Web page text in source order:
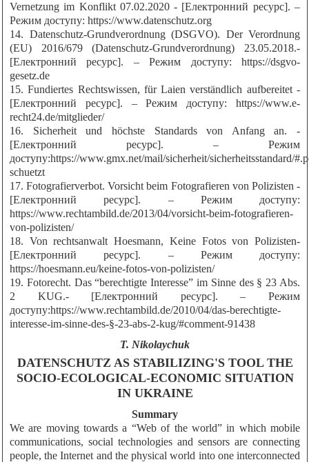
Vernetzung im Konflikt 07.02.2020 - [Електронний ресурс]. –
Режим доступу: https://www.datenschutz.org
14. Datenschutz-Grundverordnung (DSGVO). Der Verordnung
(EU) 2016/679 (Datenschutz-Grundverordnung) 23.05.2018.-
[Електронний ресурс]. – Режим доступу: https://dsgvo-
gesetz.de
15. Fundiertes Rechtswissen, für Laien verständlich aufbereitet -
[Електронний ресурс]. – Режим доступу: https://www.e-
recht24.de/mitglieder/
16. Sicherheit und höchste Standards von Anfang an. -
[Електронний ресурс]. – Режим
доступу:https://www.gmx.net/mail/sicherheit/sicherheitsstandard/
schuetzt
17. Fotografierverbot. Vorsicht beim Fotografieren von Polizisten -
[Електронний ресурс]. – Режим доступу:
https://www.rechtambild.de/2013/04/vorsicht-beim-fotografieren-
von-polizisten/
18. Von rechtsanwalt Hoesmann, Keine Fotos von Polizisten-
[Електронний ресурс]. – Режим доступу:
https://hoesmann.eu/keine-fotos-von-polizisten/
19. Fotorecht. Das “berechtigte Interesse” im Sinne des § 23 Abs.
2 KUG.- [Електронний ресурс]. – Режим
доступу:https://www.rechtambild.de/2010/04/das-berechtigte-
interesse-im-sinne-des-§-23-abs-2-kug/#comment-91438
T. Nikolaychuk
DATENSCHUTZ AS STABILIZING'S TOOL THE
SOCIO-ECOLOGICAL-ECONOMIC SITUATION
IN UKRAINE
Summary
We are moving towards a “Web of the world” in which mobile
communications, social technologies and sensors are connecting
people, the Internet and the physical world into one interconnected